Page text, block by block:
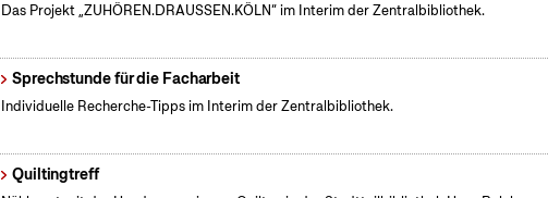
Das Projekt „ZUHÖREN.DRAUSSEN.KÖLN“ im Interim der Zentralbibliothek.
Sprechstunde für die Facharbeit
Individuelle Recherche-Tipps im Interim der Zentralbibliothek.
Quiltingtreff